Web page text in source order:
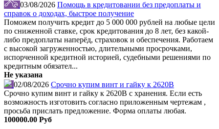
03/08/2026 Помощь в кредитовании без предоплаты и
справок о доходах, быстрое получение
Поможем получить кредит до 5 000 000 рублей на любые цели
по сниженной ставке, срок кредитования до 8 лет, без какой-
либо предоплаты наперёд, страховок и обеспечения. Работаем
с высокой загруженностью, длительными просрочками,
испорченной кредитной историей, судебными решениями по
кредитным обязател...
Не указана
02/08/2026 Срочно купим винт и гайку к 2620В
Срочно купим винт и гайку к 2620В с хранения. Если есть
возможность изготовить согласно приложенным чертежам ,
просьба прислать предложение. Форма оплаты любая.
100000.00 Руб